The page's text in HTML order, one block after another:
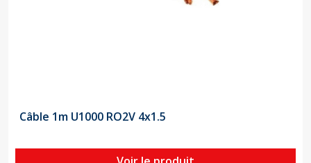
Câble 1m U1000 RO2V 4x1.5